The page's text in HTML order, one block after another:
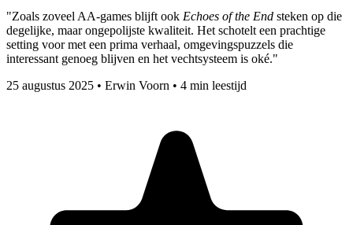
"Zoals zoveel AA-games blijft ook Echoes of the End steken op die
degelijke, maar ongepolijste kwaliteit. Het schotelt een prachtige
setting voor met een prima verhaal, omgevingspuzzels die
interessant genoeg blijven en het vechtsysteem is oké."
25 augustus 2025 • Erwin Voorn • 4 min leestijd